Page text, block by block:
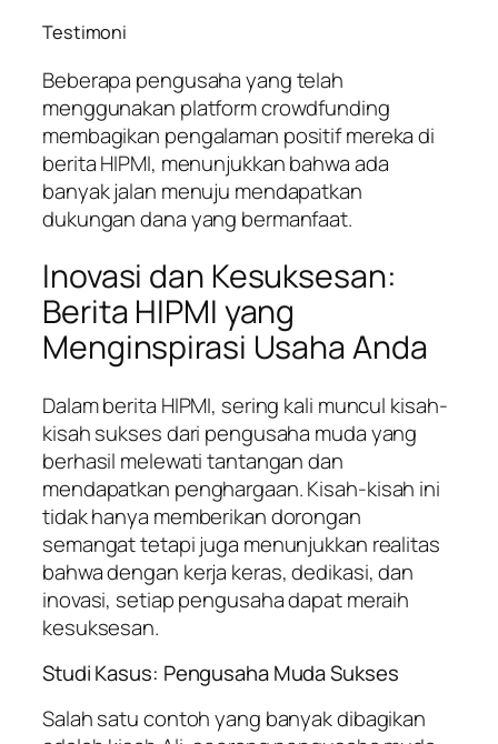
Testimoni
Beberapa pengusaha yang telah
menggunakan platform crowdfunding
membagikan pengalaman positif mereka di
berita HIPMI, menunjukkan bahwa ada
banyak jalan menuju mendapatkan
dukungan dana yang bermanfaat.
Inovasi dan Kesuksesan:
Berita HIPMI yang
Menginspirasi Usaha Anda
Dalam berita HIPMI, sering kali muncul kisah-
kisah sukses dari pengusaha muda yang
berhasil melewati tantangan dan
mendapatkan penghargaan. Kisah-kisah ini
tidak hanya memberikan dorongan
semangat tetapi juga menunjukkan realitas
bahwa dengan kerja keras, dedikasi, dan
inovasi, setiap pengusaha dapat meraih
kesuksesan.
Studi Kasus: Pengusaha Muda Sukses
Salah satu contoh yang banyak dibagikan